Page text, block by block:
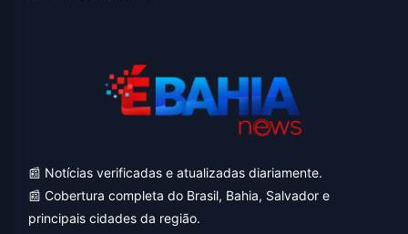
📰 Notícias verificadas e atualizadas diariamente.
📰 Cobertura completa do Brasil, Bahia, Salvador e
principais cidades da região.